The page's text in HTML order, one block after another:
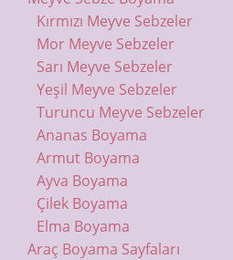
Kırmızı Meyve Sebzeler
Mor Meyve Sebzeler
Sarı Meyve Sebzeler
Yeşil Meyve Sebzeler
Turuncu Meyve Sebzeler
Ananas Boyama
Armut Boyama
Ayva Boyama
Çilek Boyama
Elma Boyama
Araç Boyama Sayfaları